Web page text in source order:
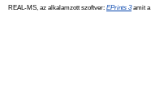
REAL-MS, az alkalamzott szoftver: EPrints 3amit a